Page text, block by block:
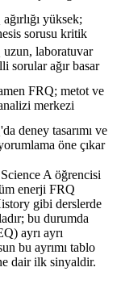
yüksek;
sorusu kritik
uzun, laboratuvar
sorular ağır basar
FRQ; metot ve
merkezi
deney tasarımı ve
öne çıkar
A öğrencisi
enerji FRQ
gibi derslerde
bu durumda
ayrı ayrı
bu ayrımı tablo
dair ilk sinyaldir.